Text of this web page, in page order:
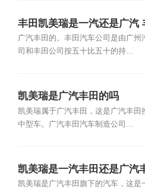
丰田凯美瑞是一汽还是广汽
瑞是混动车
广汽丰田的。丰田汽车公司是由广州
司和丰田公司按五十比五十的持...
凯美瑞是广汽丰田的吗
凯美瑞属于广汽丰田，这是广汽丰田
中型车。广汽丰田汽车制造公司...
凯美瑞是一汽丰田还是广汽
的
凯美瑞是广汽丰田旗下的汽车，这是